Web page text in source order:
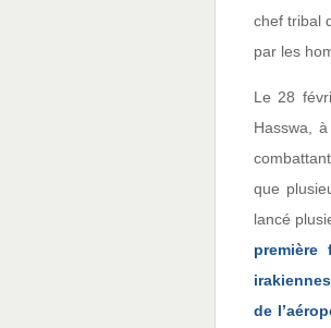
chef tribal
par les
Le 28
Hasswa,
que
lancé
première
de